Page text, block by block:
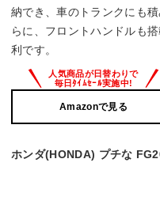
納でき、車のトランクにも
らに、フロントハンドルも
利です。
Amazonで見る
ホンダ(HONDA) プチな